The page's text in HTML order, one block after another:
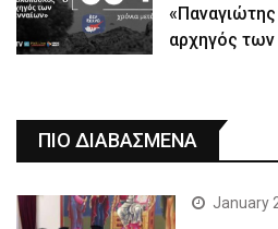
αρχηγός των
ΠΙΟ ΔΙΑΒΑΣΜΕΝΑ
January